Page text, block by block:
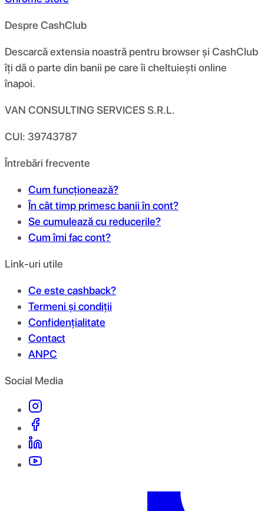
Despre CashClub
Descarcă extensia noastră pentru browser și CashClub
îți dă o parte din banii pe care îi cheltuiești online
înapoi.
VAN CONSULTING SERVICES S.R.L.
CUI: 39743787
Întrebări frecvente
Cum funcționează?
În cât timp primesc banii în cont?
Se cumulează cu reducerile?
Cum îmi fac cont?
Link-uri utile
Ce este cashback?
Termeni și condiții
Confidențialitate
Contact
ANPC
Social Media